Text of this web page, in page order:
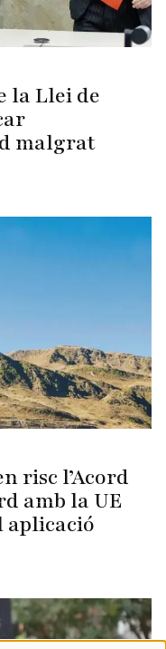
la Llei de
malgrat
risc l’Acord
amb la UE
aplicació